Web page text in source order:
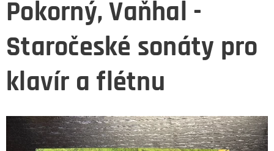
Pokorný, Vaňhal -
Staročeské sonáty pro
klavír a flétnu